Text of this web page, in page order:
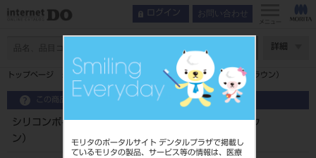
モリタのポータルサイト デンタルプラザで掲載し
ているモリタの製品、サービス等の情報は、医療
ログイン お問い合わせ
メニュー
詳細
トップページ シリコンポイントHPラボパック72入＃13 M2（ブラウン）
この商品に関するお問い合わせ
シリコンポイントHPラボパック72入＃13 M2（ブラウ
ン）